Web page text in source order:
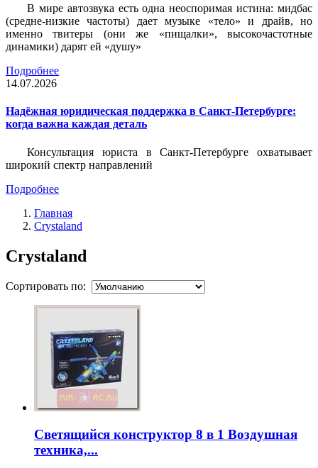
В мире автозвука есть одна неоспоримая истина: мидбас
(средне-низкие частоты) дает музыке «тело» и драйв, но
именно твитеры (они же «пищалки», высокочастотные
динамики) дарят ей «душу»
Подробнее
14.07.2026
Надёжная юридическая поддержка в Санкт-Петербурге:
когда важна каждая деталь
Консультация юриста в Санкт-Петербурге охватывает
широкий спектр направлений
Подробнее
Главная
Crystaland
Crystaland
Сортировать по:
Светящийся конструктор 8 в 1 Воздушная
техника,...